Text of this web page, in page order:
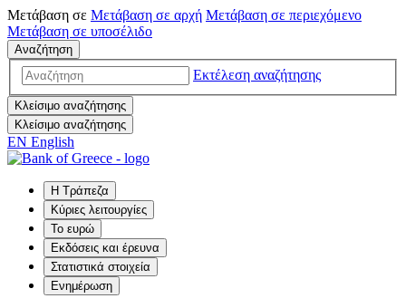
Μετάβαση σε Μετάβαση σε αρχή Μετάβαση σε περιεχόμενο
Μετάβαση σε υποσέλιδο
Αναζήτηση
Εκτέλεση αναζήτησης
Κλείσιμο αναζήτησης
Κλείσιμο αναζήτησης
EN English
Η Τράπεζα
Κύριες λειτουργίες
Το ευρώ
Εκδόσεις και έρευνα
Στατιστικά στοιχεία
Ενημέρωση